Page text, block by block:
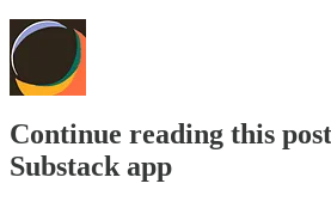
Continue reading this
Substack app